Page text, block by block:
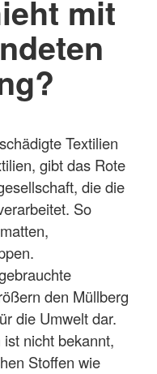
mit
Textilien
gibt das Rote
die die
So
den Müllberg
die Umwelt dar.
nicht bekannt,
Stoffen wie